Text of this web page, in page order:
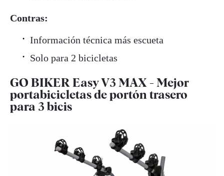
Contras:
Información técnica más escueta
Solo para 2 bicicletas
GO BIKER Easy V3 MAX - Mejor
portabicicletas de portón trasero
para 3 bicis